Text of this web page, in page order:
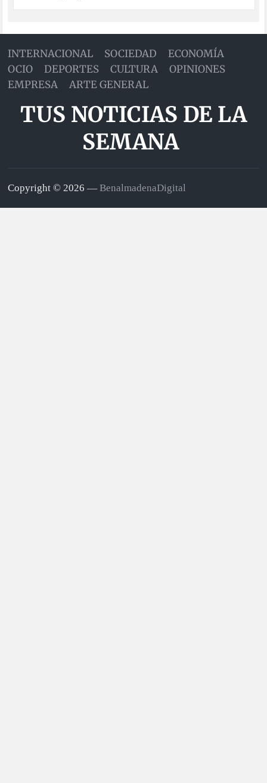
INTERNACIONAL SOCIEDAD
ECONOMÍA
OCIO
DEPORTES CULTURA
OPINIONES
EMPRESA
ARTE GENERAL
TUS NOTICIAS DE LA
SEMANA
Copyright © 2026 —BenalmadenaDigital